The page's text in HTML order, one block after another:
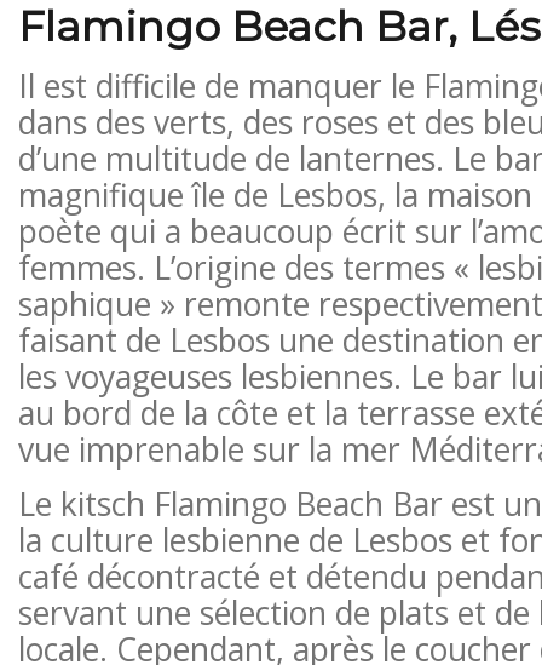
Flamingo Beach Bar,
Il est difficile de manquer le
dans des verts, des roses et des
d’une multitude de lanternes. Le
magnifique île de Lesbos, la maison
poète qui a beaucoup écrit sur
femmes. L’origine des termes «
saphique » remonte
faisant de Lesbos une destination
les voyageuses lesbiennes. Le bar
au bord de la côte et la terrasse
vue imprenable sur la mer
Le kitsch Flamingo Beach Bar est
la culture lesbienne de Lesbos et
café décontracté et détendu
servant une sélection de plats et de
locale. Cependant, après le coucher